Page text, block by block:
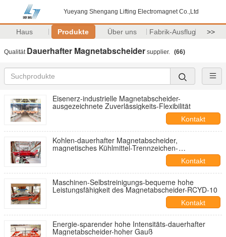
Yueyang Shengang Lifting Electromagnet Co.,Ltd
Haus Produkte Über uns Fabrik-Ausflug >>
Qualität Dauerhafter Magnetabscheider supplier. (66)
Eisenerz-industrielle Magnetabscheider-
ausgezeichnete Zuverlässigkeits-Flexibilität
Kontakt
Kohlen-dauerhafter Magnetabscheider,
magnetisches Kühlmittel-Trennzeichen-
Kontakt
Maschinen-Selbstreinigungs-bequeme hohe
Leistungsfähigkeit des Magnetabscheider-RCYD-10
Kontakt
Energie-sparender hohe Intensitäts-dauerhafter
Magnetabscheider-hoher Gauß